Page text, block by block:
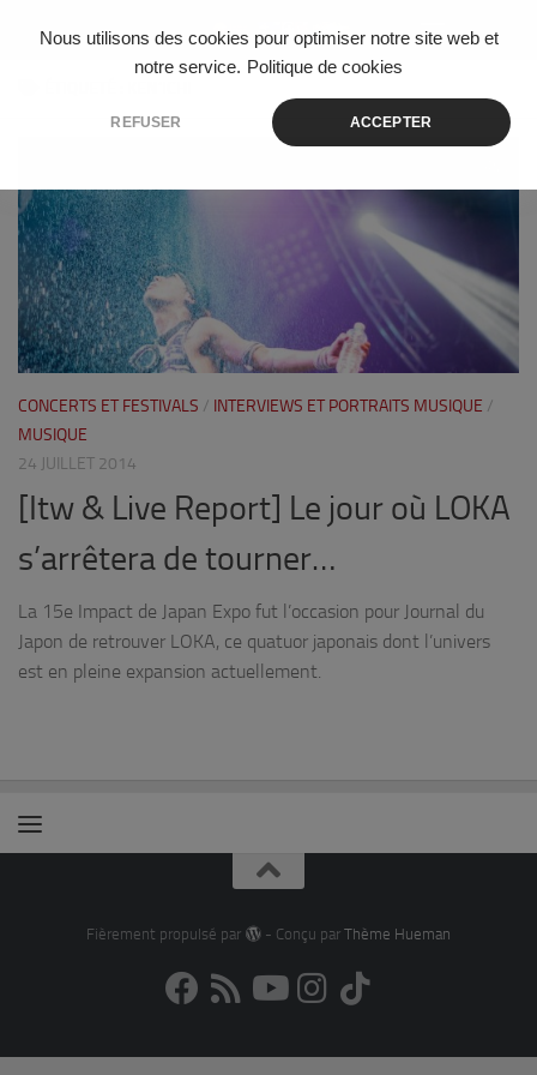
Nous utilisons des cookies pour optimiser notre site web et
notre service. Politique de cookies
REFUSER ACCEPTER
Skip to content
CONCERTS ET FESTIVALS / INTERVIEWS ET PORTRAITS MUSIQUE /
MUSIQUE
24 JUILLET 2014
[Itw & Live Report] Le jour où LOKA
s’arrêtera de tourner…
La 15e Impact de Japan Expo fut l’occasion pour Journal du
Japon de retrouver LOKA, ce quatuor japonais dont l’univers
est en pleine expansion actuellement.
Fièrement propulsé par - Conçu par Thème Hueman